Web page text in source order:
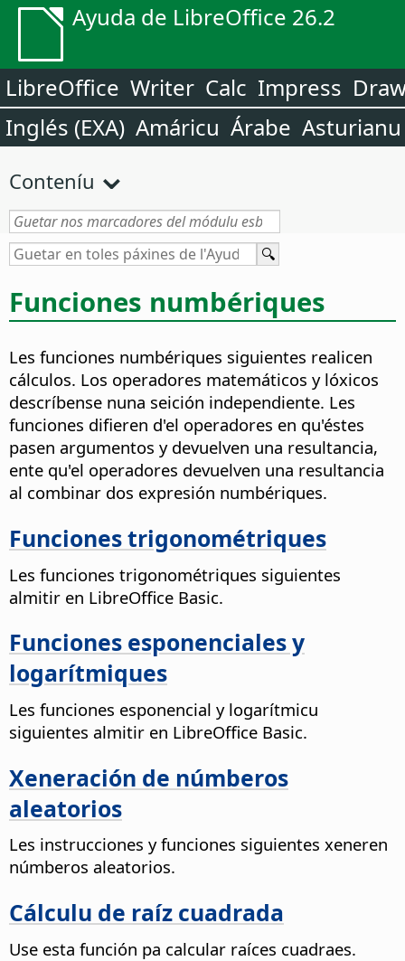
Ayuda de LibreOffice 26.2
LibreOffice Writer Calc Impress
Inglés (EXA) Amáricu Árabe Asturianu
Conteníu
Funciones numbériques
Les funciones numbériques siguientes realicen
cálculos. Los operadores matemáticos y lóxicos
descríbense nuna seición independiente. Les
funciones difieren d'el operadores en qu'éstes
pasen argumentos y devuelven una resultancia,
ente qu'el operadores devuelven una resultancia
al combinar dos expresión numbériques.
Funciones trigonométriques
Les funciones trigonométriques siguientes
almitir en LibreOffice Basic.
Funciones esponenciales y
logarítmiques
Les funciones esponencial y logarítmicu
siguientes almitir en LibreOffice Basic.
Xeneración de númberos
aleatorios
Les instrucciones y funciones siguientes xeneren
númberos aleatorios.
Cálculu de raíz cuadrada
Use esta función pa calcular raíces cuadraes.